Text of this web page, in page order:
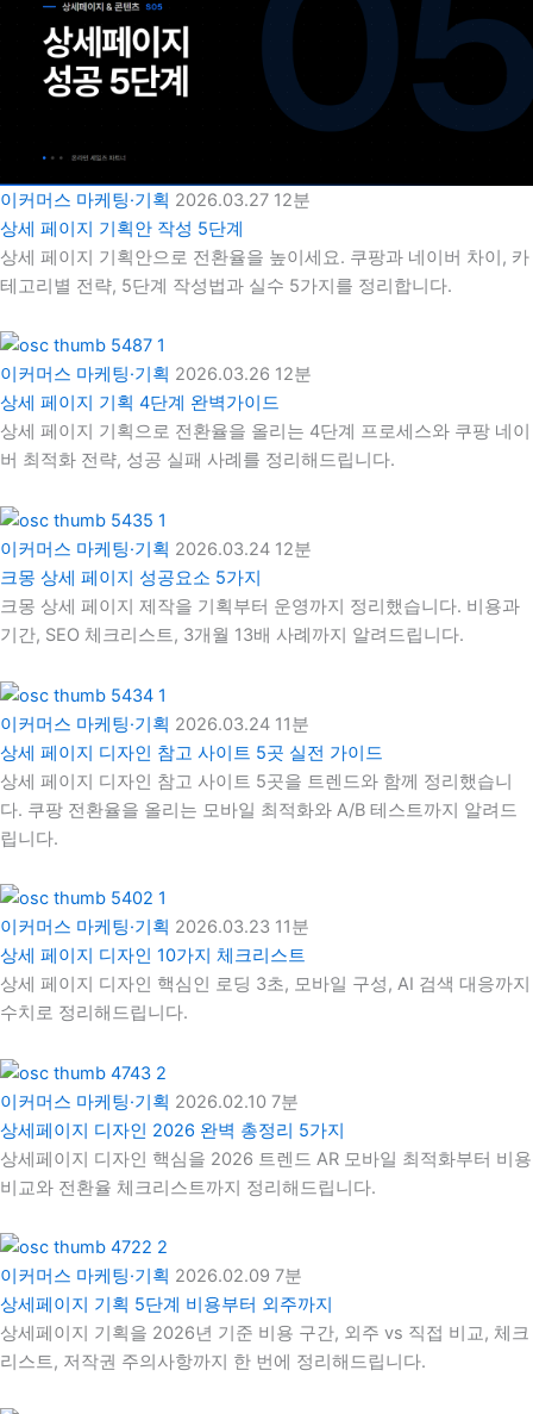
이커머스 마케팅·기획 2026.03.27 12분
상세 페이지 기획안 작성 5단계
상세 페이지 기획안으로 전환율을 높이세요. 쿠팡과 네이버 차이, 카
테고리별 전략, 5단계 작성법과 실수 5가지를 정리합니다.
이커머스 마케팅·기획 2026.03.26 12분
상세 페이지 기획 4단계 완벽가이드
상세 페이지 기획으로 전환율을 올리는 4단계 프로세스와 쿠팡 네이
버 최적화 전략, 성공 실패 사례를 정리해드립니다.
이커머스 마케팅·기획 2026.03.24 12분
크몽 상세 페이지 성공요소 5가지
크몽 상세 페이지 제작을 기획부터 운영까지 정리했습니다. 비용과
기간, SEO 체크리스트, 3개월 13배 사례까지 알려드립니다.
이커머스 마케팅·기획 2026.03.24 11분
상세 페이지 디자인 참고 사이트 5곳 실전 가이드
상세 페이지 디자인 참고 사이트 5곳을 트렌드와 함께 정리했습니
다. 쿠팡 전환율을 올리는 모바일 최적화와 A/B 테스트까지 알려드
립니다.
이커머스 마케팅·기획 2026.03.23 11분
상세 페이지 디자인 10가지 체크리스트
상세 페이지 디자인 핵심인 로딩 3초, 모바일 구성, AI 검색 대응까지
수치로 정리해드립니다.
이커머스 마케팅·기획 2026.02.10 7분
상세페이지 디자인 2026 완벽 총정리 5가지
상세페이지 디자인 핵심을 2026 트렌드 AR 모바일 최적화부터 비용
비교와 전환율 체크리스트까지 정리해드립니다.
이커머스 마케팅·기획 2026.02.09 7분
상세페이지 기획 5단계 비용부터 외주까지
상세페이지 기획을 2026년 기준 비용 구간, 외주 vs 직접 비교, 체크
리스트, 저작권 주의사항까지 한 번에 정리해드립니다.